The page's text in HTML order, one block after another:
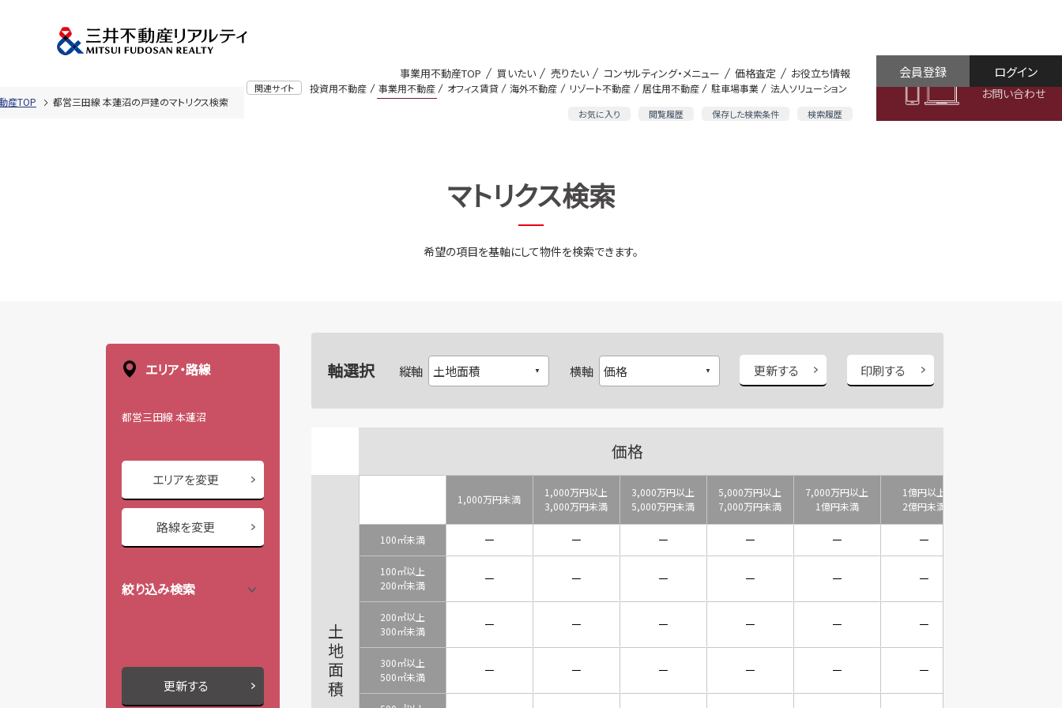
関連サイト 投資用不動産 事業用不動産 オフィス賃貸 海外不動産 リゾート不動産 居住用不動産 駐車場事業 法人ソリューション
お気に入り 閲覧履歴 保存した検索条件 検索履歴
事業用不動産TOP 買いたい 売りたい コンサルティング・メニュー 価格査定 お役立ち情報
お問い合わせ
ログイン
会員登録
産TOP 都営三田線 本蓮沼の戸建のマトリクス検索
マトリクス検索
希望の項目を基軸にして物件を検索できます。
エリア・路線
都営三田線 本蓮沼
エリアを変更
路線を変更
絞り込み検索
更新する
軸選択 縦軸 横軸 更新する 印刷する
価格
土地面積
1,000万円未満
1,000万円以上
3,000万円未満
3,000万円以上
5,000万円未満
5,000万円以上
7,000万円未満
7,000万円以上
1億円未満
1億円以上
2億円未満
100㎡未満 － － － － － －
100㎡以上
200㎡未満
－ － － － － －
200㎡以上
300㎡未満
－ － － － － －
300㎡以上
500㎡未満
－ － － － － －